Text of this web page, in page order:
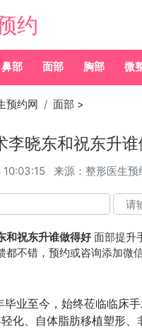
约
鼻部 面部 胸部 微
预约网 面部 >
李晓东和祝东升
来源：整形医生预
和祝东升谁做得好面部提升
都不错，预约或咨询添加
毕业至今，始终莅临临床
化、自体脂肪移植塑形